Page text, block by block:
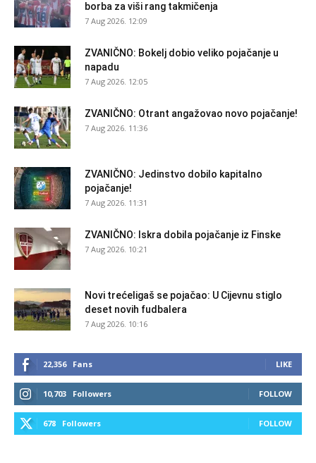
borba za viši rang takmičenja
7 Aug 2026. 12:09
ZVANIČNO: Bokelj dobio veliko pojačanje u
napadu
7 Aug 2026. 12:05
ZVANIČNO: Otrant angažovao novo pojačanje!
7 Aug 2026. 11:36
ZVANIČNO: Jedinstvo dobilo kapitalno
pojačanje!
7 Aug 2026. 11:31
ZVANIČNO: Iskra dobila pojačanje iz Finske
7 Aug 2026. 10:21
Novi trećeligaš se pojačao: U Cijevnu stiglo
deset novih fudbalera
7 Aug 2026. 10:16
22,356 Fans LIKE
10,703 Followers FOLLOW
678 Followers FOLLOW